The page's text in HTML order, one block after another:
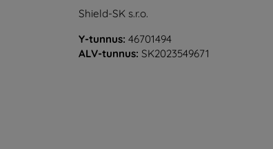
Shield-SK s.r.o.
Y-tunnus: 46701494
ALV-tunnus: SK2023549671